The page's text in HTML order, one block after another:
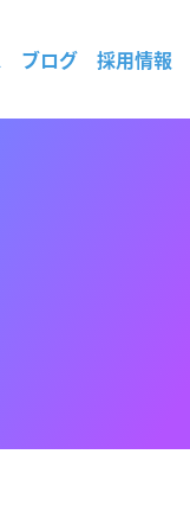
ブログ 採用情報